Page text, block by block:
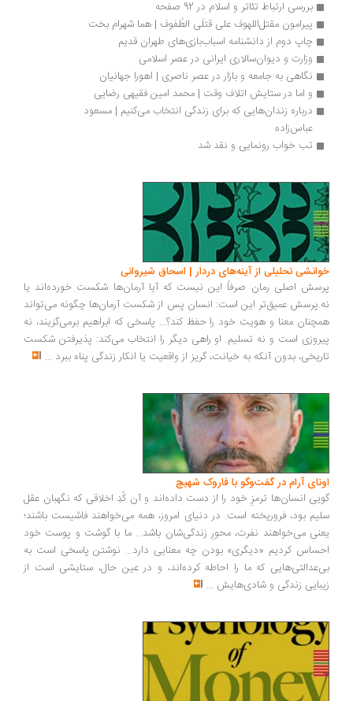
بررسی ارتباط تئاتر و اسلام در 92 صفحه
پیرامون مقتل‌اللهوف علی قتلَی الطُفوف | هما شهرام بخت
چاپ دوم از دانشنامه‌ اسباب‌بازی‌های طهران قدیم
وزارت و دیوان‌سالاری ایرانی در عصر اسلامی
نگاهی به جامعه و بازار در عصر ناصری | اهورا جهانیان
و اما در ستایش اتلاف وقت | محمد امین فقیهی رضایی
درباره زندان‌هایی که برای زندگی انتخاب می‌کنیم | مسعود
عباس‌زاده
تب خواب رونمایی و نقد شد
تحلیلی از آینه‌های دردار | اسحاق شیروانی
اصلی رمان صرفاً این نیست که آیا آرمان‌ها شکست خورده‌اند یا
عمیق‌تر این است: انسان پس از شکست آرمان‌ها چگونه می‌تواند
معنا و هویت خود را حفظ کند؟... پاسخی که ابراهیم برمی‌گزیند، نه
است و نه تسلیم. او راهی دیگر را انتخاب می‌کند: پذیرفتن شکست
بدون آنکه به خیانت، گریز از واقعیت یا انکار زندگی پناه ببرد...
آرام در گفت‌وگو با فاروک شهیچ‭
انسان‌ها ترمزِ خود را از دست داده‌اند و آن کُدِ اخلاقی که نگهبان عقل
بود، فروریخته است. در دنیای امروز، همه می‌خواهند فاشیست باشند؛
می‌خواهند نفرت، محورِ زندگی‌شان باشد... ما با گوشت و پوست خود
کردیم «دیگری» بودن چه معنایی دارد... نوشتن پاسخی است به
که ما را احاطه کرده‌اند، و در عین حال، ستایشی است از
زندگی و شادی‌هایش...